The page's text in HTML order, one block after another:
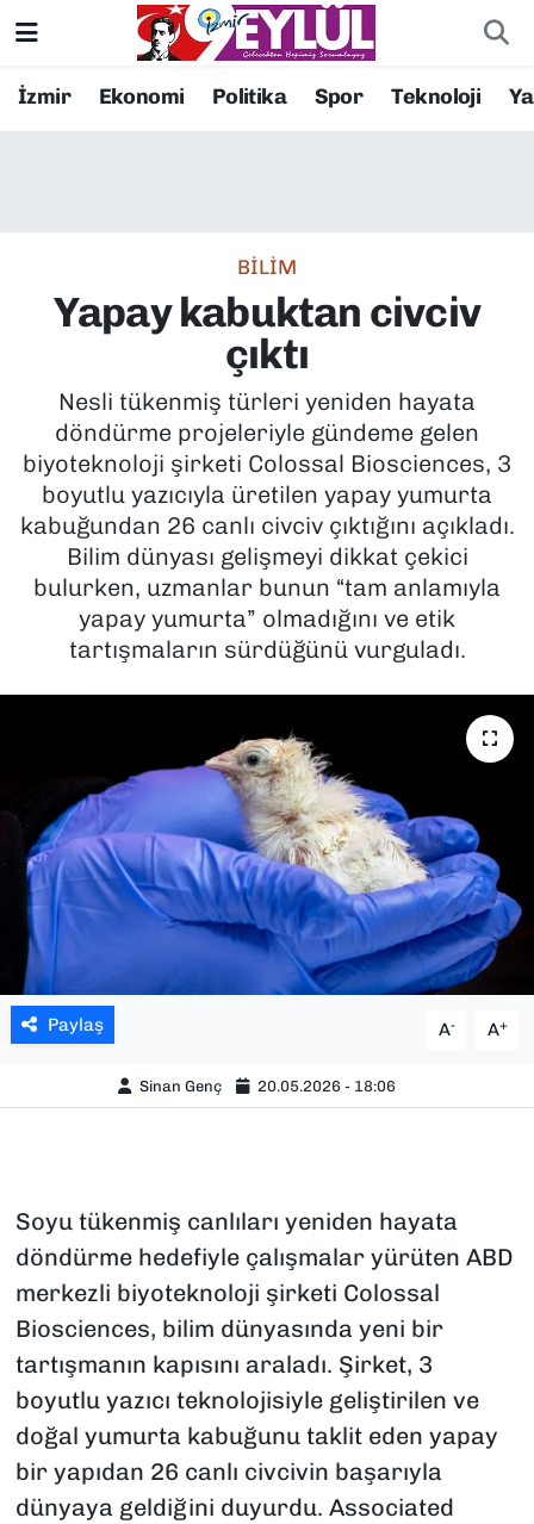
İzmir Ekonomi Politika Spor Teknoloji
BİLİM
Yapay kabuktan civciv
çıktı
Nesli tükenmiş türleri yeniden hayata
döndürme projeleriyle gündeme gelen
biyoteknoloji şirketi Colossal Biosciences, 3
boyutlu yazıcıyla üretilen yapay yumurta
kabuğundan 26 canlı civciv çıktığını açıkladı.
Bilim dünyası gelişmeyi dikkat çekici
bulurken, uzmanlar bunun “tam anlamıyla
yapay yumurta” olmadığını ve etik
tartışmaların sürdüğünü vurguladı.
Paylaş A- A+
Sinan Genç 20.05.2026 - 18:06
Soyu tükenmiş canlıları yeniden hayata
döndürme hedefiyle çalışmalar yürüten ABD
merkezli biyoteknoloji şirketi Colossal
Biosciences, bilim dünyasında yeni bir
tartışmanın kapısını araladı. Şirket, 3
boyutlu yazıcı teknolojisiyle geliştirilen ve
doğal yumurta kabuğunu taklit eden yapay
bir yapıdan 26 canlı civcivin başarıyla
dünyaya geldiğini duyurdu. Associated
Resmi İlanlar
EKONOMİ
KÜLTÜR SANAT
MAGAZİN
POLİTİKA
SAĞLIK
SPOR
TEKNOLOJİ
YEREL YÖNETİMLER
Konak Nöbetçi Eczaneler
Süper Lig Puan Durumu ve Fikstür
Tüm Manşetler
Son Dakika Haberleri
Haber Arşivi